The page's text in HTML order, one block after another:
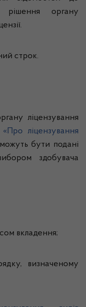
рішення органу
строк.
ліцензування
ліцензування
можуть бути подані
здобувача
вкладення;
визначеному